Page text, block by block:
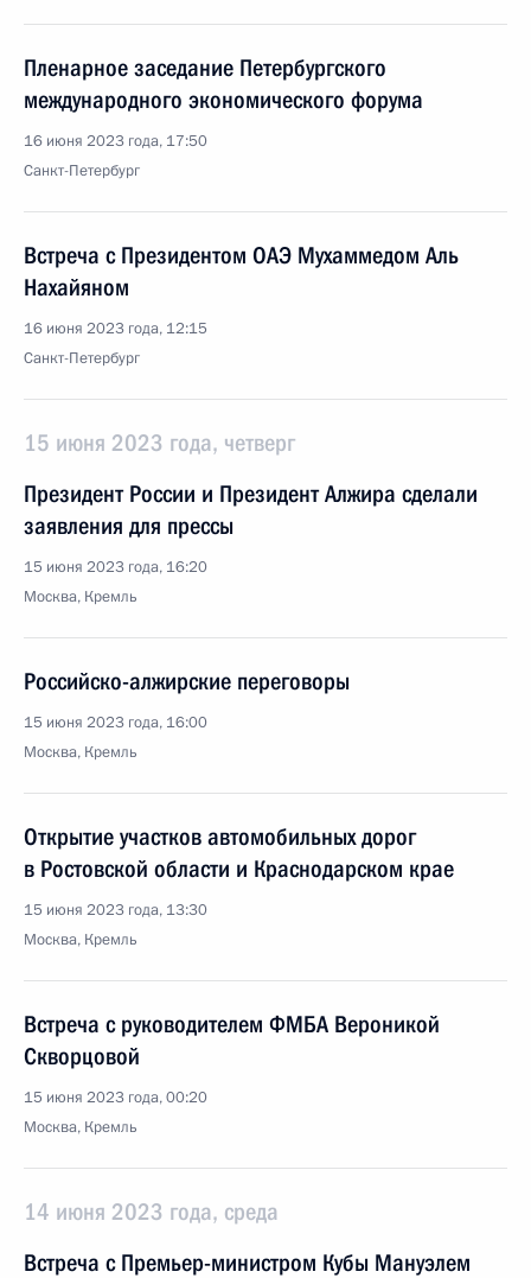
Пленарное заседание Петербургского
международного экономического форума
16 июня 2023 года, 17:50
Санкт-Петербург
Встреча с Президентом ОАЭ Мухаммедом Аль
Нахайяном
16 июня 2023 года, 12:15
Санкт-Петербург
15 июня 2023 года, четверг
Президент России и Президент Алжира сделали
заявления для прессы
15 июня 2023 года, 16:20
Москва, Кремль
Российско-алжирские переговоры
15 июня 2023 года, 16:00
Москва, Кремль
Открытие участков автомобильных дорог
в Ростовской области и Краснодарском крае
15 июня 2023 года, 13:30
Москва, Кремль
Встреча с руководителем ФМБА Вероникой
Скворцовой
15 июня 2023 года, 00:20
Москва, Кремль
14 июня 2023 года, среда
Встреча с Премьер-министром Кубы Мануэлем